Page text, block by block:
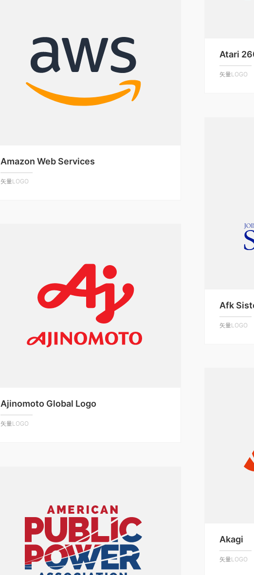
Atari
矢量LOGO
Amazon Web Services
矢量LOGO
Afk
矢量LOGO
Ajinomoto Global Logo
矢量LOGO
Akagi
矢量LOGO